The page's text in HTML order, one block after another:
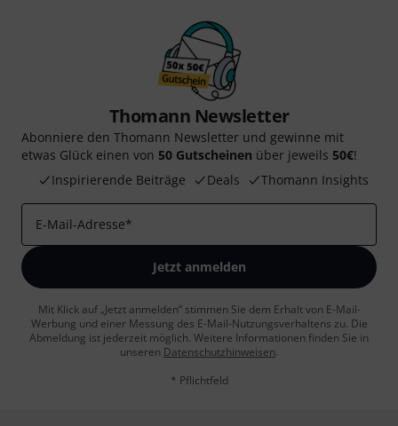
Thomann Newsletter
Abonniere den Thomann Newsletter und gewinne mit
etwas Glück einen von 50 Gutscheinen über jeweils 50€!
Inspirierende Beiträge
Deals Thomann Insights
E-Mail-Adresse*
Jetzt anmelden
Mit Klick auf „Jetzt anmelden“ stimmen Sie dem Erhalt von E-Mail-
Werbung und einer Messung des E-Mail-Nutzungsverhaltens zu. Die
Abmeldung ist jederzeit möglich. Weitere Informationen finden Sie in
unseren Datenschutzhinweisen.
* Pflichtfeld